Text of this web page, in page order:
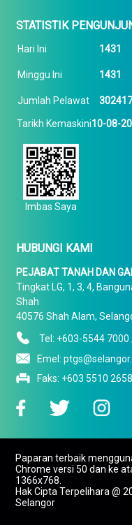
STATISTIK
Hari Ini 1431
Minggu Ini 1431
Jumlah Pelawat
Tarikh Kemaskini10-08-
Imbas Saya
HUBUNGI KAMI
PEJABAT TANAH DAN
Tingkat LG, 1, 3, 4,
Shah
40576 Shah Alam,
Tel: +603-5544
Emel:
Faks: +603 5510 2658
Paparan terbaik
Chrome versi 50 dan ke
1366x768.
Hak Cipta Terpelihara @
Selangor